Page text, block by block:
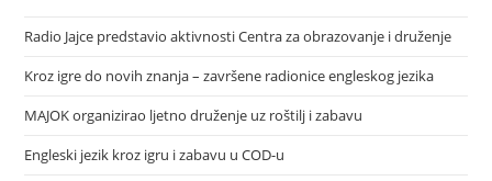
Radio Jajce predstavio aktivnosti Centra za obrazovanje i druženje
Kroz igre do novih znanja – završene radionice engleskog jezika
MAJOK organizirao ljetno druženje uz roštilj i zabavu
Engleski jezik kroz igru i zabavu u COD-u